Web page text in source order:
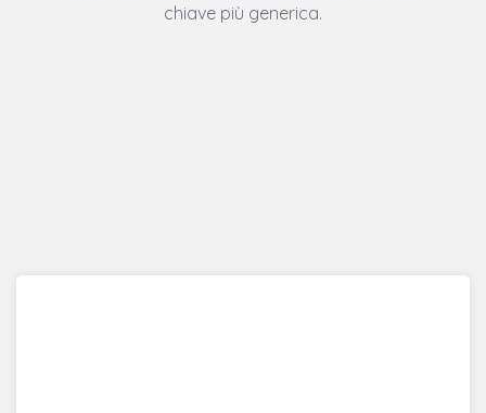
chiave più generica.